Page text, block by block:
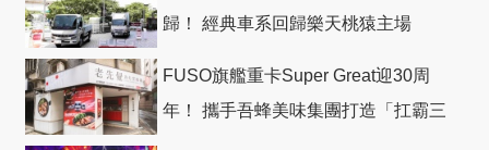
歸！ 經典車系回歸樂天桃猿主場
FUSO旗艦重卡Super Great迎30周
年！ 攜手吾蜂美味集團打造「扛霸三